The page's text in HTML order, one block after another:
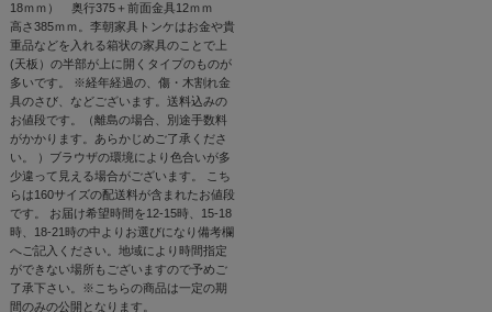
18ｍｍ） 奥行375＋前面金具12ｍｍ
高さ385ｍｍ。李朝家具トンケはお金や貴
重品などを入れる箱状の家具のことで上
(天板）の半部が上に開くタイプのものが
多いです。 ※経年経過の、傷・木割れ金
具のさび、などございます。送料込みの
お値段です。（離島の場合、別途手数料
がかかります。あらかじめご了承くださ
い。 ）ブラウザの環境により色合いが多
少違って見える場合がございます。 こち
らは160サイズの配送料が含まれたお値段
です。 お届け希望時間を12-15時、15-18
時、18-21時の中よりお選びになり備考欄
へご記入ください。地域により時間指定
ができない場所もございますので予めご
了承下さい。※こちらの商品は一定の期
間のみの公開となります。